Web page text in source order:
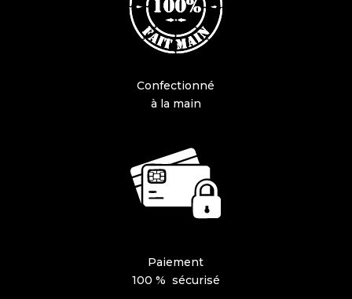
Confectionné
à la main
Paiement
100 % sécurisé